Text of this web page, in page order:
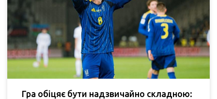
Гра обіцяє бути надзвичайно складною: